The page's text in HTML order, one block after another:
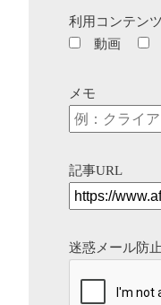
利用コンテン
動画
メモ
記事URL
迷惑メール防